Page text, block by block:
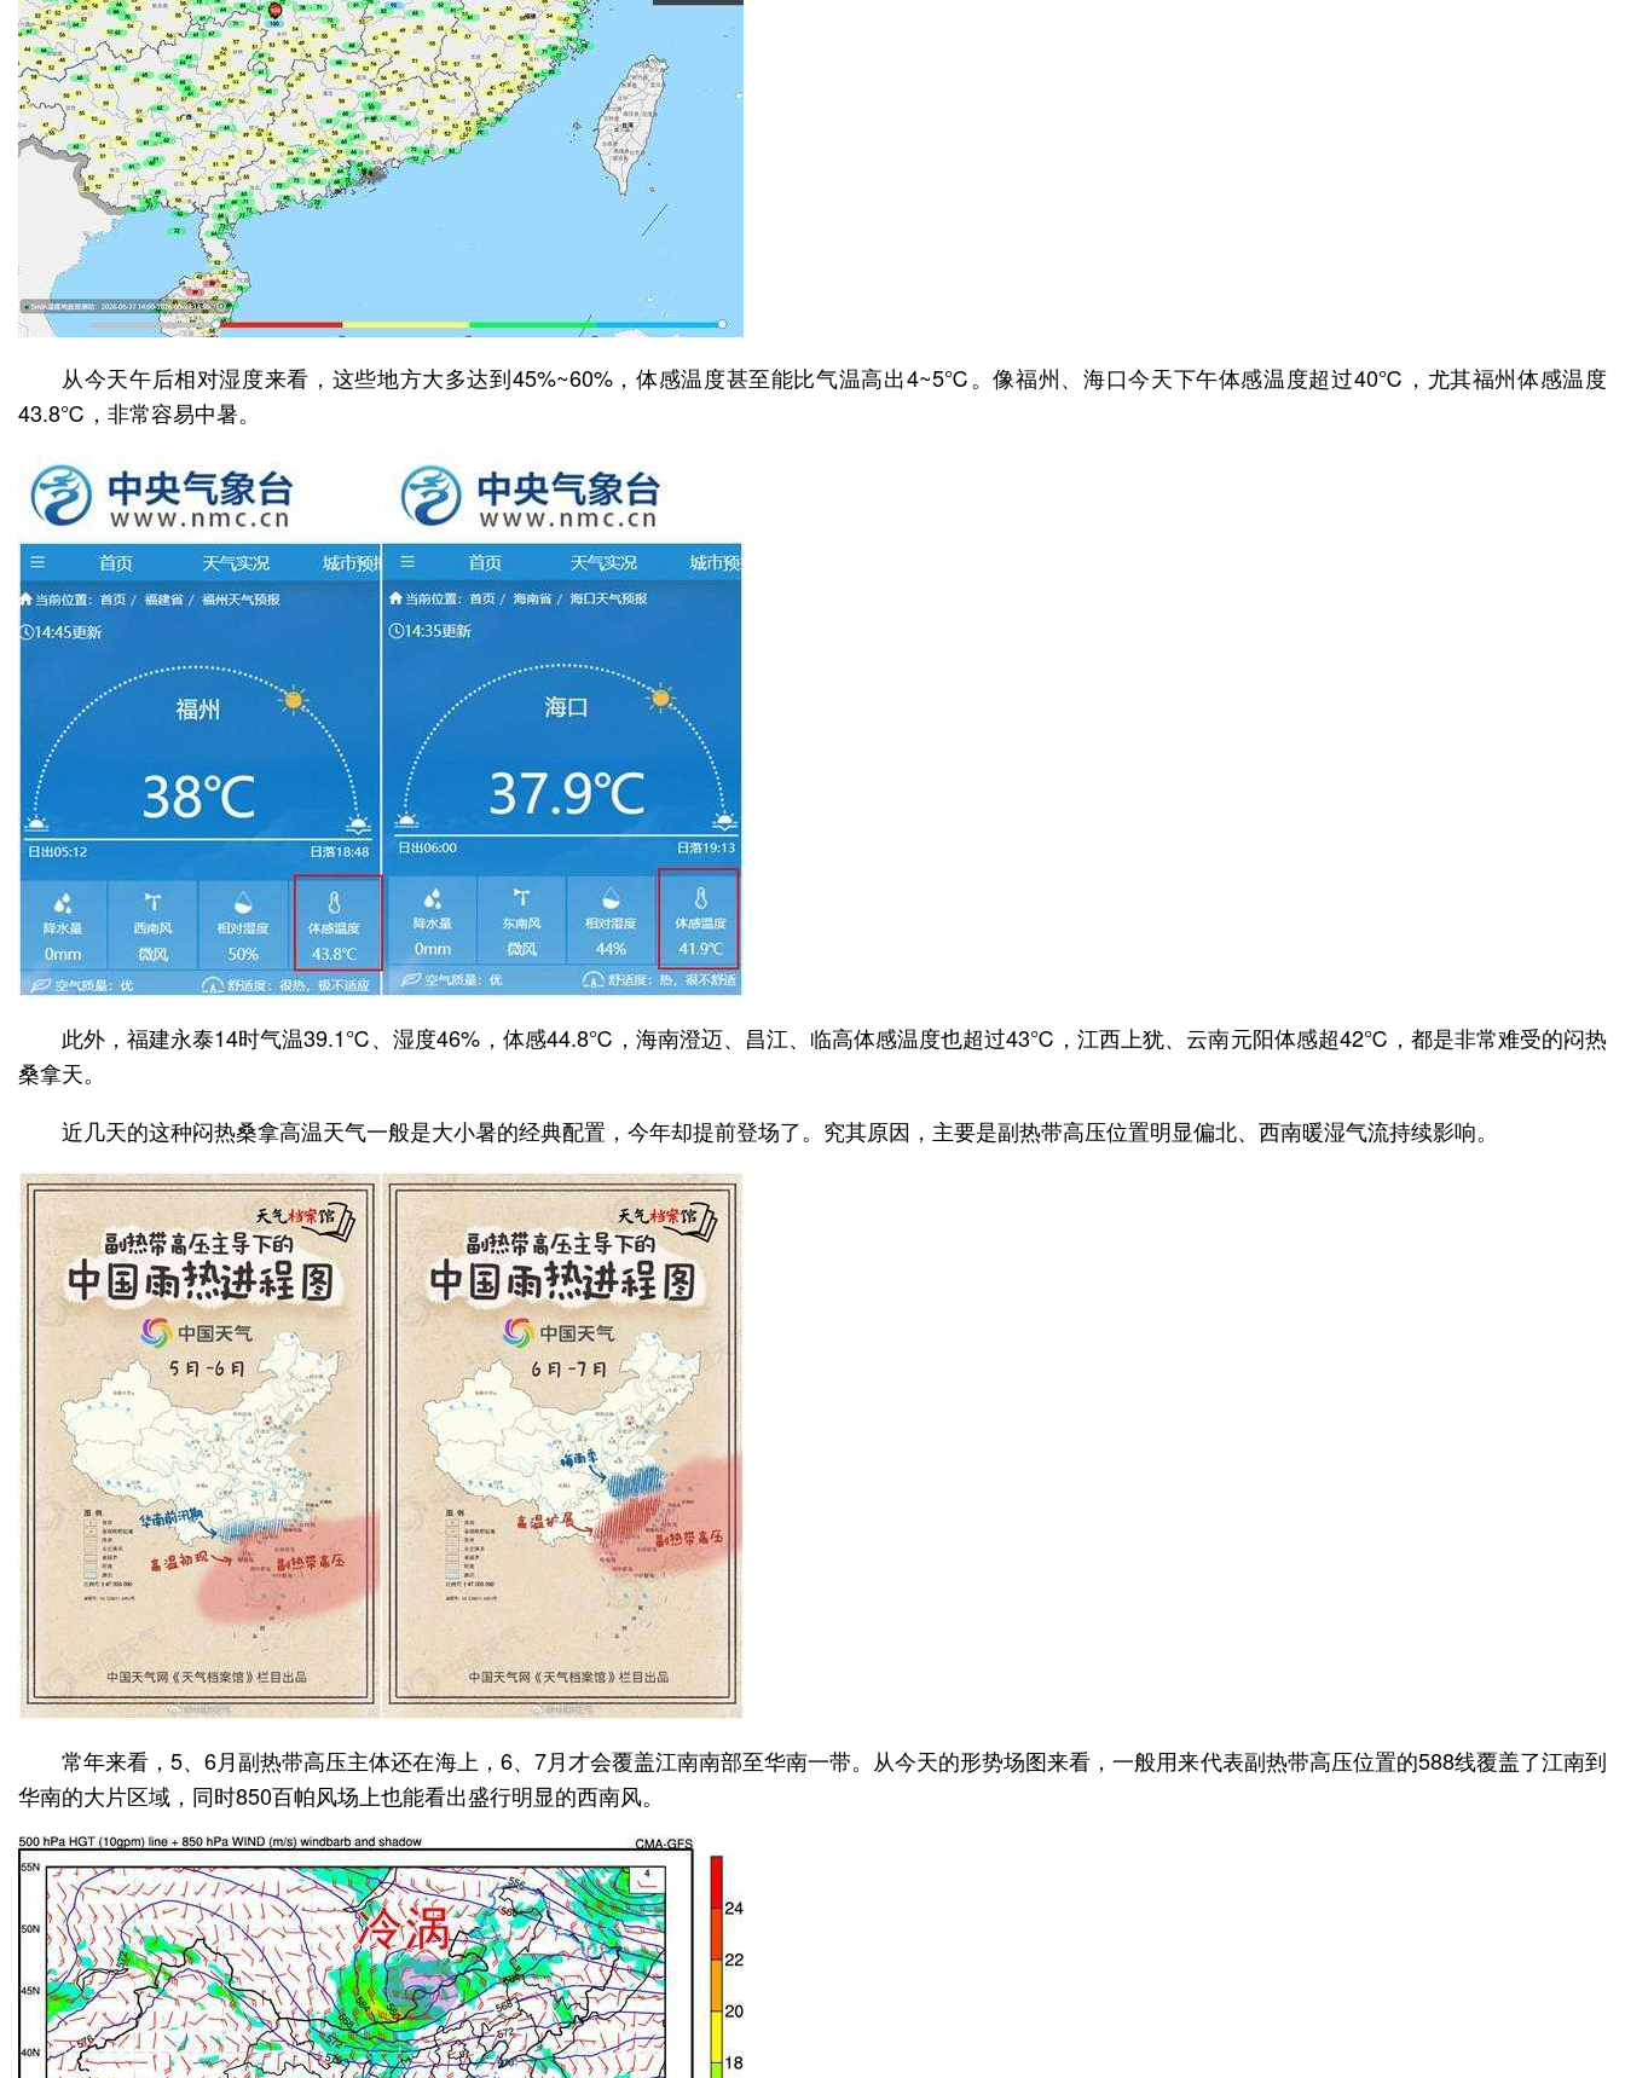
从今天午后相对湿度来看，这些地方大多达到45%~60%，体感温度甚至能比气温高出4~5℃。像福州、海口今天下午体感温度超过40℃，尤其福州体感温度
43.8℃，非常容易中暑。
此外，福建永泰14时气温39.1℃、湿度46%，体感44.8℃，海南澄迈、昌江、临高体感温度也超过43℃，江西上犹、云南元阳体感超42℃，都是非常难受的闷热
桑拿天。
近几天的这种闷热桑拿高温天气一般是大小暑的经典配置，今年却提前登场了。究其原因，主要是副热带高压位置明显偏北、西南暖湿气流持续影响。
常年来看，5、6月副热带高压主体还在海上，6、7月才会覆盖江南南部至华南一带。从今天的形势场图来看，一般用来代表副热带高压位置的588线覆盖了江南到
华南的大片区域，同时850百帕风场上也能看出盛行明显的西南风。